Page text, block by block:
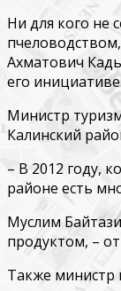
Ни для кого не
Ахматович
его инициативе.
Министр
Калинский
– В 2012 году,
районе есть
Муслим
продуктом, –
Также министр